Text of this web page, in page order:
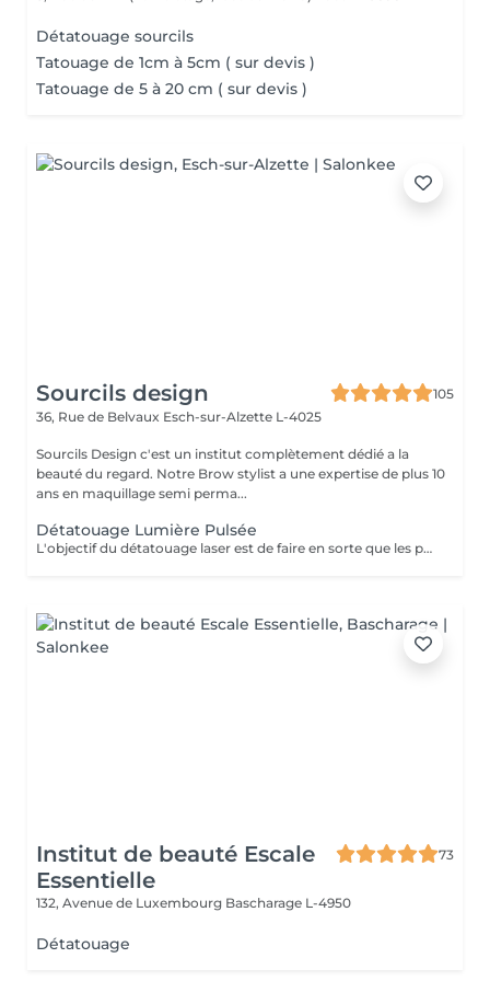
Détatouage sourcils
Tatouage de 1cm à 5cm ( sur devis )
Tatouage de 5 à 20 cm ( sur devis )
Sourcils design
105
36, Rue de Belvaux Esch-sur-Alzette L-4025
Sourcils Design c'est un institut complètement dédié a la
beauté du regard. Notre Brow stylist a une expertise de plus 10
ans en maquillage semi perma...
Détatouage Lumière Pulsée
L'objectif du détatouage laser est de faire en sorte que les particules d'encre soient digérables par l'organisme. Ainsi le faisceau d'énergie du laser vise le pigment et permet de le faire éclater. Il va ensuite être éliminé par les globules blancs. La quantité de séances dépendra du type d'encre, de la peau et de la technique utilisée par le professionnel qui a réalisé votre tatouage des sourcils. seulement un mois apres la première séance la praticienne pourra déterminer le numéro de séances nécessaires, dans. certaines cas une seule séance suffit comme dans certains outres nous pouvons besoin de trois ou plus. Les poils peuvent temporairement devenir blancs "en raison de l'élimination des pigments" explique l'experte. Cette décoloration est courante et temporaire (en quelques jours seulement, les sourcils retrouvent leur couleur d'origine).
Institut de beauté Escale
Essentielle
73
132, Avenue de Luxembourg Bascharage L-4950
Détatouage